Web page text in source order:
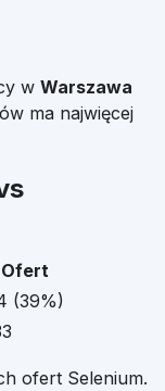
w Warszawa
ma najwięcej
Ofert
(39%)
ofert Selenium.